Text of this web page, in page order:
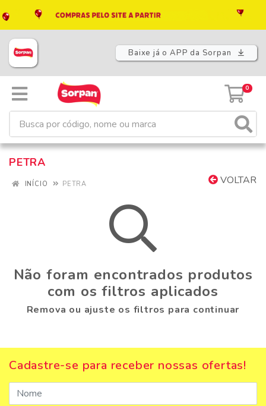
Baixe já o APP da Sorpan
0
PETRA
VOLTAR
INÍCIO PETRA
Não foram encontrados produtos
com os filtros aplicados
Remova ou ajuste os filtros para continuar
Cadastre-se para receber nossas ofertas!